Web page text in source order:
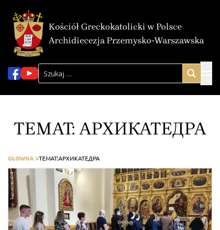
Kościół Greckokatolicki w Polsce
Archidiecezja Przemysko-Warszawska
TEMAT: АРХИКАТЕДРА
GŁOWNA >TEMAT:АРХИКАТЕДРА